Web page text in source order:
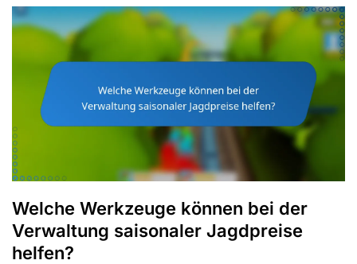
Welche Werkzeuge können bei der
Verwaltung saisonaler Jagdpreise
helfen?